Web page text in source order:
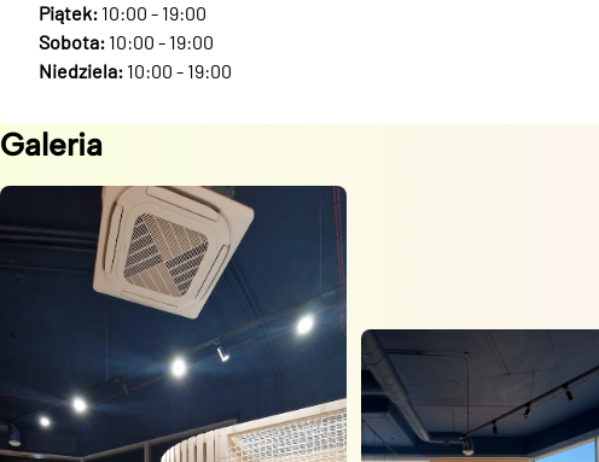
Piątek: 10:00 - 19:00
Sobota: 10:00 - 19:00
Niedziela: 10:00 - 19:00
Galeria